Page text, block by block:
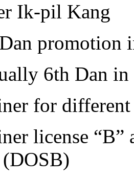
Ik-pil Kang
6th Dan in
different
“B”